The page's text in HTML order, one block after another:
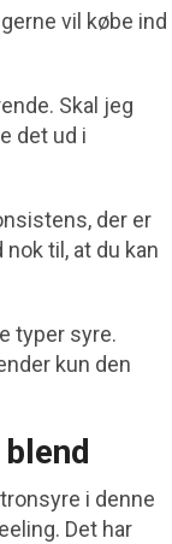
vil købe ind
Skal jeg
det ud i
der er
til, at du kan
typer syre.
kun den
i denne
Det har